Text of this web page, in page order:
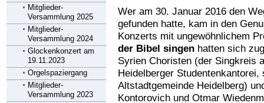
Mitglieder-
Versammlung 2025
Mitglieder-
Versammlung 2024
Glockenkonzert am
19.11.2023
Orgelspaziergang
Mitglieder-
Versammlung 2023
Wer am 30. Januar 2016 den
gefunden hatte, kam in den
Konzerts mit ungewöhnlichem
der Bibel singen hatten sich
Syrien Choristen (der Singkreis
Heidelberger
Altstadtgemeinde Heidelberg)
Kontorovich und Otmar